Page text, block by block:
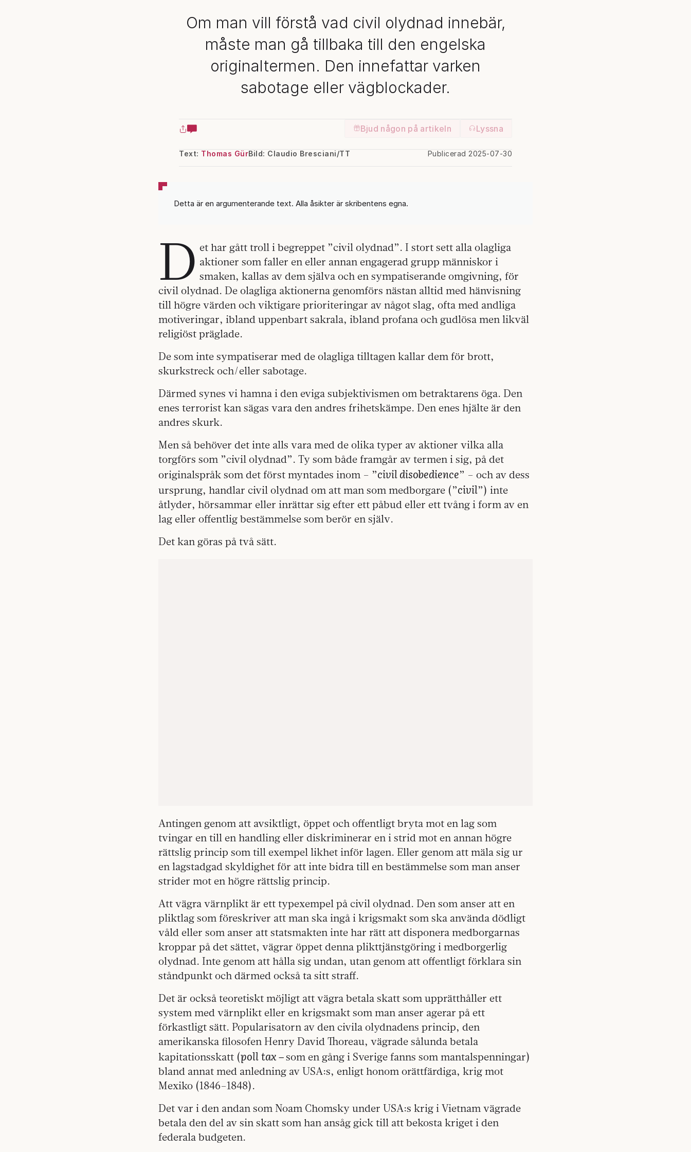
Om man vill förstå vad civil olydnad innebär,
måste man gå tillbaka till den engelska
originaltermen. Den innefattar varken
sabotage eller vägblockader.
Bjud någon på artikeln Lyssna
Text: Thomas Gür Publicerad 2025-07-30
Bild: Claudio Bresciani/TT
Detta är en argumenterande text. Alla åsikter är skribentens egna.
D et har gått troll i begreppet ”civil olydnad”. I stort sett alla olagliga
aktioner som faller en eller annan engagerad grupp människor i
smaken, kallas av dem själva och en sympatiserande omgivning, för
civil olydnad. De olagliga aktionerna genomförs nästan alltid med hänvisning
till högre värden och viktigare prioriteringar av något slag, ofta med andliga
motiveringar, ibland uppenbart sakrala, ibland profana och gudlösa men likväl
religiöst präglade.
De som inte sympatiserar med de olagliga tilltagen kallar dem för brott,
skurkstreck och/eller sabotage.
Därmed synes vi hamna i den eviga subjektivismen om betraktarens öga. Den
enes terrorist kan sägas vara den andres frihetskämpe. Den enes hjälte är den
andres skurk.
Men så behöver det inte alls vara med de olika typer av aktioner vilka alla
torgförs som ”civil olydnad”. Ty som både framgår av termen i sig, på det
originalspråk som det först myntades inom – ”civil disobedience” – och av dess
ursprung, handlar civil olydnad om att man som medborgare (”civil”) inte
åtlyder, hörsammar eller inrättar sig efter ett påbud eller ett tvång i form av en
lag eller offentlig bestämmelse som berör en själv.
Det kan göras på två sätt.
Antingen genom att avsiktligt, öppet och offentligt bryta mot en lag som
tvingar en till en handling eller diskriminerar en i strid mot en annan högre
rättslig princip som till exempel likhet inför lagen. Eller genom att mäla sig ur
en lagstadgad skyldighet för att inte bidra till en bestämmelse som man anser
strider mot en högre rättslig princip.
Att vägra värnplikt är ett typexempel på civil olydnad. Den som anser att en
pliktlag som föreskriver att man ska ingå i krigsmakt som ska använda dödligt
våld eller som anser att statsmakten inte har rätt att disponera medborgarnas
kroppar på det sättet, vägrar öppet denna plikttjänstgöring i medborgerlig
olydnad. Inte genom att hålla sig undan, utan genom att offentligt förklara sin
ståndpunkt och därmed också ta sitt straff.
Det är också teoretiskt möjligt att vägra betala skatt som upprätthåller ett
system med värnplikt eller en krigsmakt som man anser agerar på ett
förkastligt sätt. Popularisatorn av den civila olydnadens princip, den
amerikanska filosofen Henry David Thoreau, vägrade sålunda betala
kapitationsskatt (polltax –som en gång i Sverige fanns som mantalspenningar)
bland annat med anledning av USA:s, enligt honom orättfärdiga, krig mot
Mexiko (1846–1848).
Det var i den andan som Noam Chomsky under USA:s krig i Vietnam vägrade
betala den del av sin skatt som han ansåg gick till att bekosta kriget i den
federala budgeten.